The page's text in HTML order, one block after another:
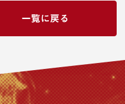
一覧に戻る